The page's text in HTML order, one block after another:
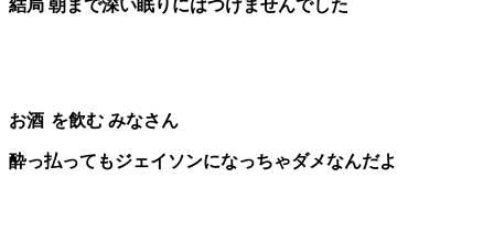
結局 朝まで深い眠りにはつけませんでした
お酒 を飲む みなさん
酔っ払ってもジェイソンになっちゃダメなんだよ